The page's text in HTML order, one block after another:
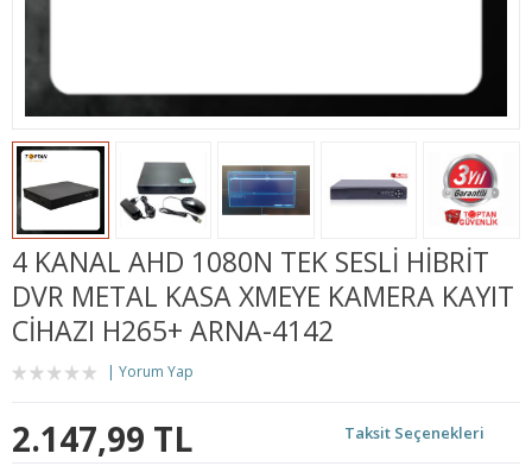
4 KANAL AHD 1080N TEK SESLI HIBRIT
DVR METAL KASA XMEYE KAMERA KAYIT
CIHAZI H265+ ARNA-4142
Yorum Yap
2.147,99 TL Taksit Seçenekleri